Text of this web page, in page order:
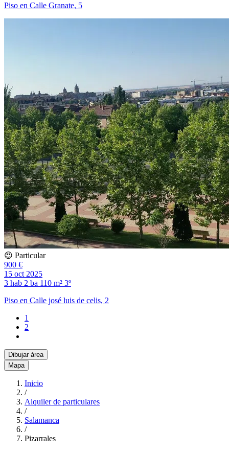
Piso en Calle Granate, 5
😍 Particular
900 €
15 oct 2025
3 hab 2 ba 110 m² 3º
Piso en Calle josé luis de celis, 2
1
2
Dibujar área
Mapa
Inicio
/
Alquiler de particulares
/
Salamanca
/
Pizarrales